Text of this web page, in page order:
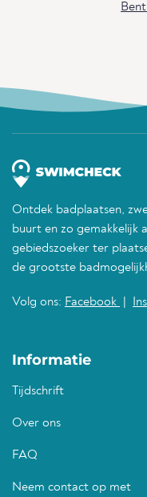
Ontdek badplaatsen,
buurt en zo gemakkelijk
gebiedszoeker ter
de grootste
Volg ons: Facebook
Informatie
Tijdschrift
Over ons
FAQ
Neem contact op met